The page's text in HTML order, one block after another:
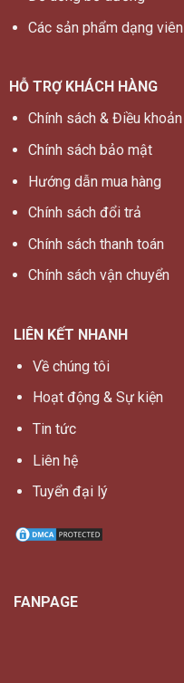
Các sản phẩm dạng viên
HỖ TRỢ KHÁCH HÀNG
Chính sách & Điều khoản
Chính sách bảo mật
Hướng dẫn mua hàng
Chính sách đổi trả
Chính sách thanh toán
Chính sách vận chuyển
LIÊN KẾT NHANH
Về chúng tôi
Hoạt động & Sự kiện
Tin tức
Liên hệ
Tuyển đại lý
FANPAGE